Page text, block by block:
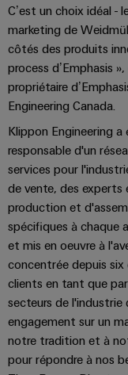
solutions
pour
les
défis
de
la
construction
d'armoire
Centre
de
données
Solutions
et
produits
pour
les
centres
de
données
:
efficaces,
fiables,
Pair
Ethernet
Armoire
et
terrain
Câblage
Smart
Armoire
de
Building
Mesurage
coffrets
et
Systèmes
d'entrée
de
câbles
et
Câbles
de
câbles
patch
et
câbles
Conseils
en
matière
de
Ingénierie
numérique
Services
de
pour
circuit
imprimé
EFC
2026
and
Campaigns
SERVICES
et
certificats
de
gestion
Orange
Mag
|
Magazine
client
humaines
Notre
direction
Carrière
C’est un choix idéal -
marketing de
côtés des produits
process d’Emphasis
propriétaire
Engineering Canada.
Klippon Engineering
responsable d'un
services pour
de vente, des experts
production et
spécifiques à chaque
et mis en oeuvre à
concentrée depuis
clients en tant que
secteurs de l'industrie
engagement sur un
notre tradition et à
pour répondre à nos